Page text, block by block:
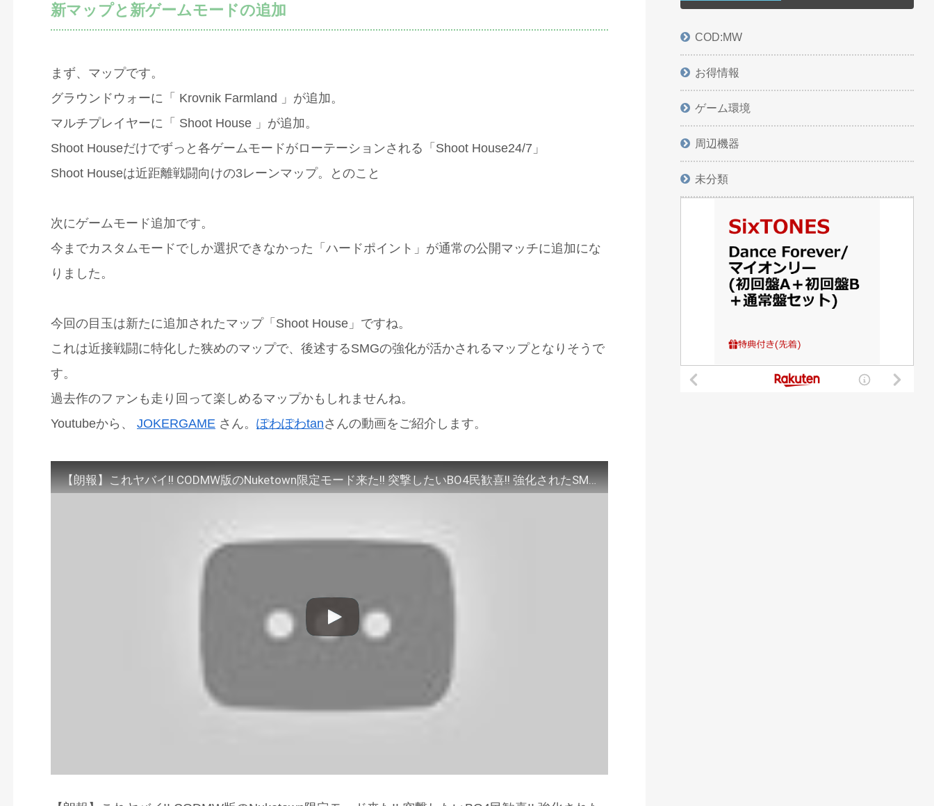
新マップと新ゲームモードの追加
まず、マップです。
グラウンドウォーに「 Krovnik Farmland 」が追加。
マルチプレイヤーに「 Shoot House 」が追加。
Shoot Houseだけでずっと各ゲームモードがローテーションされる「Shoot House24/7」
Shoot Houseは近距離戦闘向けの3レーンマップ。とのこと
次にゲームモード追加です。
今までカスタムモードでしか選択できなかった「ハードポイント」が通常の公開マッチに追加にな
りました。
今回の目玉は新たに追加されたマップ「Shoot House」ですね。
これは近接戦闘に特化した狭めのマップで、後述するSMGの強化が活かされるマップとなりそうで
す。
過去作のファンも走り回って楽しめるマップかもしれませんね。
Youtubeから、 JOKERGAME さん。 ぽわぽわtanさんの動画をご紹介します。
【朗報】これヤバイ!! CODMW版のNuketown限定モード来た!! 突撃したいBO4民歓喜!! 強化されたSMGで攻略実況!!【最新アップデート情報/新マップ解説】
COD:MW
お得情報
ゲーム環境
周辺機器
未分類